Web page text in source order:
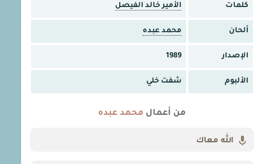
كلمات الأمير خالد الفيصل
ألحان محمد عبده
الإصدار 1989
الألبوم شفت خلي
من أعمال محمد عبده
الله معاك